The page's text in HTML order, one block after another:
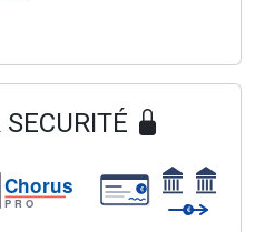
Chorus
PRO
€
€